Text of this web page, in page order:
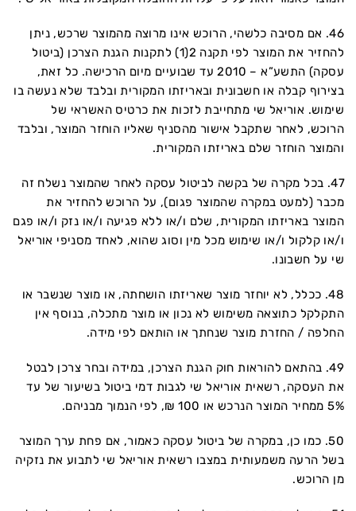
46. אם מסיבה כלשהי, הרוכש אינו מרוצה מהמוצר שרכש, ניתן
להחזיר את המוצר לפי תקנה 2(1) לתקנות הגנת הצרכן (ביטול
עסקה) התשע”א – 2010 עד שבועיים מיום הרכישה. כל זאת,
בצירוף קבלה או חשבונית ובאריזתו המקורית ובלבד שלא נעשה בו
שימוש. אוריאל שי מתחייבת לזכות את כרטיס האשראי של
הרוכש, לאחר שתקבל אישור מהסניף שאליו הוחזר המוצר, ובלבד
והמוצר הוחזר שלם באריזתו המקורית.
47. בכל מקרה של בקשה לביטול עסקה לאחר שהמוצר נשלח זה
מכבר (למעט במקרה שהמוצר פגום), על הרוכש להחזיר את
המוצר באריזתו המקורית, שלם ו/או ללא פגיעה ו/או נזק ו/או פגם
ו/או קלקול ו/או שימוש מכל מין וסוג שהוא, לאחד מסניפי אוריאל
שי על חשבונו.
48. ככלל, לא יוחזר מוצר שאריזתו הושחתה, או מוצר שנשבר או
התקלקל כתוצאה משימוש לא נכון או מוצר מתכלה, בנוסף אין
החלפה / החזרת מוצר שנחתך או הותאם לפי מידה.
49. בהתאם להוראות חוק הגנת הצרכן, במידה ובחר צרכן לבטל
את העסקה, רשאית אוריאל שי לגבות דמי ביטול בשיעור של עד
5% ממחיר המוצר הנרכש או 100 ₪, לפי הנמוך מבניהם.
50. כמו כן, במקרה של ביטול עסקה כאמור, אם פחת ערך המוצר
בשל הרעה משמעותית במצבו רשאית אוריאל שי לתבוע את נזקיה
מן הרוכש.